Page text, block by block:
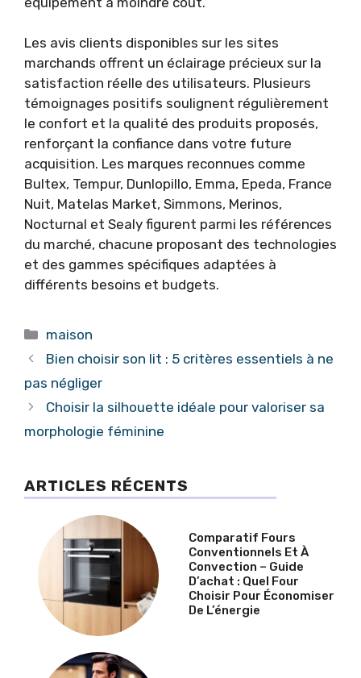
Les avis clients disponibles sur les sites
marchands offrent un éclairage précieux sur la
satisfaction réelle des utilisateurs. Plusieurs
témoignages positifs soulignent régulièrement
le confort et la qualité des produits proposés,
renforçant la confiance dans votre future
acquisition. Les marques reconnues comme
Bultex, Tempur, Dunlopillo, Emma, Epeda, France
Nuit, Matelas Market, Simmons, Merinos,
Nocturnal et Sealy figurent parmi les références
du marché, chacune proposant des technologies
et des gammes spécifiques adaptées à
différents besoins et budgets.
Catégories
maison
Bien choisir son lit : 5 critères essentiels à ne
pas négliger
Choisir la silhouette idéale pour valoriser sa
morphologie féminine
ARTICLES RÉCENTS
Comparatif Fours
Conventionnels Et À
Convection – Guide
D’achat : Quel Four
Choisir Pour Économiser
De L’énergie